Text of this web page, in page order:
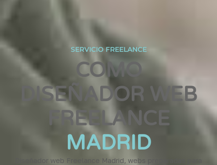
SERVICIO FREELANCE
COMO
DISEÑADOR WEB
FREELANCE
MADRID
Diseñador web Freelance Madrid, webs preparadas para